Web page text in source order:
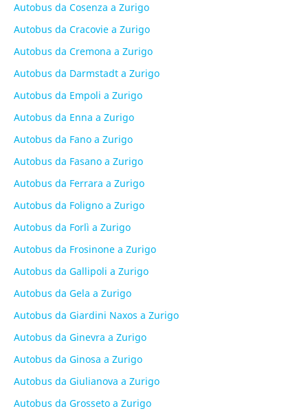
Autobus da Cosenza a Zurigo
Autobus da Cracovie a Zurigo
Autobus da Cremona a Zurigo
Autobus da Darmstadt a Zurigo
Autobus da Empoli a Zurigo
Autobus da Enna a Zurigo
Autobus da Fano a Zurigo
Autobus da Fasano a Zurigo
Autobus da Ferrara a Zurigo
Autobus da Foligno a Zurigo
Autobus da Forlì a Zurigo
Autobus da Frosinone a Zurigo
Autobus da Gallipoli a Zurigo
Autobus da Gela a Zurigo
Autobus da Giardini Naxos a Zurigo
Autobus da Ginevra a Zurigo
Autobus da Ginosa a Zurigo
Autobus da Giulianova a Zurigo
Autobus da Grosseto a Zurigo